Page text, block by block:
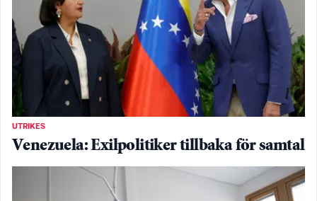
UTRIKES
Venezuela: Exilpolitiker tillbaka för samtal